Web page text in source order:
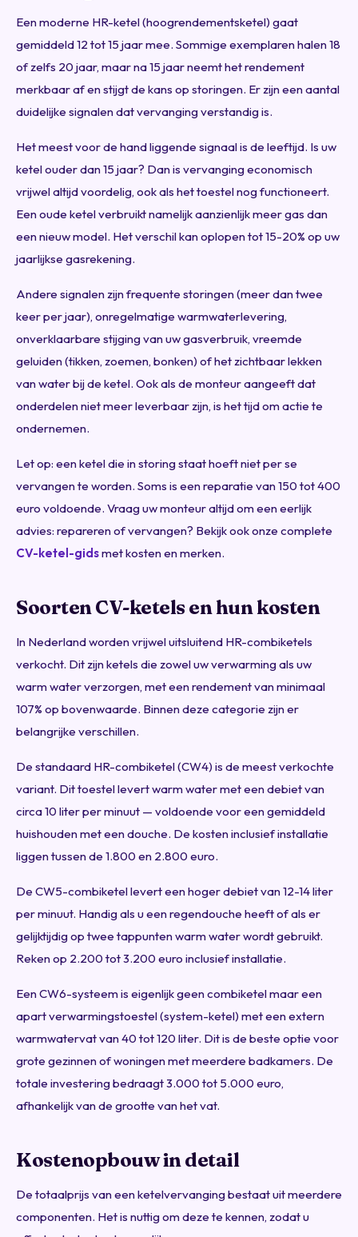
Een moderne HR-ketel (hoogrendementsketel) gaat
gemiddeld 12 tot 15 jaar mee. Sommige exemplaren halen 18
of zelfs 20 jaar, maar na 15 jaar neemt het rendement
merkbaar af en stijgt de kans op storingen. Er zijn een aantal
duidelijke signalen dat vervanging verstandig is.
Het meest voor de hand liggende signaal is de leeftijd. Is uw
ketel ouder dan 15 jaar? Dan is vervanging economisch
vrijwel altijd voordelig, ook als het toestel nog functioneert.
Een oude ketel verbruikt namelijk aanzienlijk meer gas dan
een nieuw model. Het verschil kan oplopen tot 15-20% op uw
jaarlijkse gasrekening.
Andere signalen zijn frequente storingen (meer dan twee
keer per jaar), onregelmatige warmwaterlevering,
onverklaarbare stijging van uw gasverbruik, vreemde
geluiden (tikken, zoemen, bonken) of het zichtbaar lekken
van water bij de ketel. Ook als de monteur aangeeft dat
onderdelen niet meer leverbaar zijn, is het tijd om actie te
ondernemen.
Let op: een ketel die in storing staat hoeft niet per se
vervangen te worden. Soms is een reparatie van 150 tot 400
euro voldoende. Vraag uw monteur altijd om een eerlijk
advies: repareren of vervangen? Bekijk ook onze complete
CV-ketel-gidsmet kosten en merken.
Soorten CV-ketels en hun kosten
In Nederland worden vrijwel uitsluitend HR-combiketels
verkocht. Dit zijn ketels die zowel uw verwarming als uw
warm water verzorgen, met een rendement van minimaal
107% op bovenwaarde. Binnen deze categorie zijn er
belangrijke verschillen.
De standaard HR-combiketel (CW4) is de meest verkochte
variant. Dit toestel levert warm water met een debiet van
circa 10 liter per minuut — voldoende voor een gemiddeld
huishouden met een douche. De kosten inclusief installatie
liggen tussen de 1.800 en 2.800 euro.
De CW5-combiketel levert een hoger debiet van 12-14 liter
per minuut. Handig als u een regendouche heeft of als er
gelijktijdig op twee tappunten warm water wordt gebruikt.
Reken op 2.200 tot 3.200 euro inclusief installatie.
Een CW6-systeem is eigenlijk geen combiketel maar een
apart verwarmingstoestel (system-ketel) met een extern
warmwatervat van 40 tot 120 liter. Dit is de beste optie voor
grote gezinnen of woningen met meerdere badkamers. De
totale investering bedraagt 3.000 tot 5.000 euro,
afhankelijk van de grootte van het vat.
Kostenopbouw in detail
De totaalprijs van een ketelvervanging bestaat uit meerdere
componenten. Het is nuttig om deze te kennen, zodat u